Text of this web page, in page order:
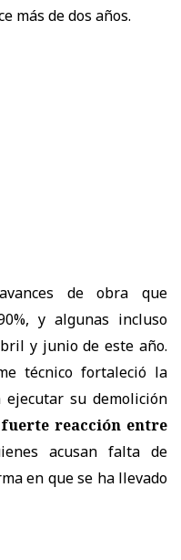
más de dos años.
de obra que
y algunas incluso
y junio de este año.
técnico fortaleció la
su demolición
fuerte reacción entre
acusan falta de
en que se ha llevado